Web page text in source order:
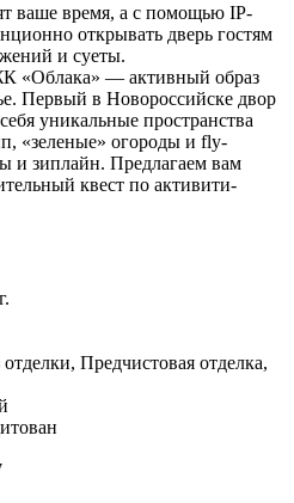
ваше время, а с помощью IP-
открывать дверь гостям
и суеты.
«Облака» — активный образ
Первый в Новороссийске двор
уникальные пространства
«зеленые» огороды и fly-
и зиплайн. Предлагаем вам
квест по активити-
отделки, Предчистовая отделка,